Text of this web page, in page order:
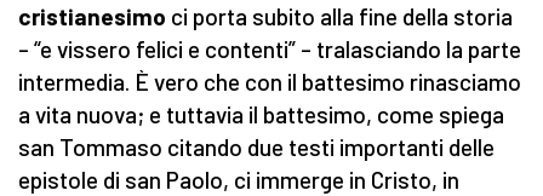
cristianesimo ci porta subito alla fine della storia
– “e vissero felici e contenti” – tralasciando la parte
intermedia. È vero che con il battesimo rinasciamo
a vita nuova; e tuttavia il battesimo, come spiega
san Tommaso citando due testi importanti delle
epistole di san Paolo, ci immerge in Cristo, in